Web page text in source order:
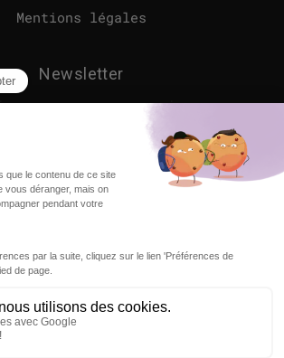
Mentions légales
Newsletter
vous pour recevoir en
première nos nouveaux
et nos offres
directement dans
votre boîte mail.
est protégé par hCaptcha, et la